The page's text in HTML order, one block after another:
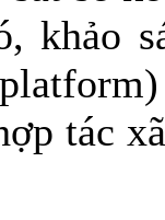
khảo
tác